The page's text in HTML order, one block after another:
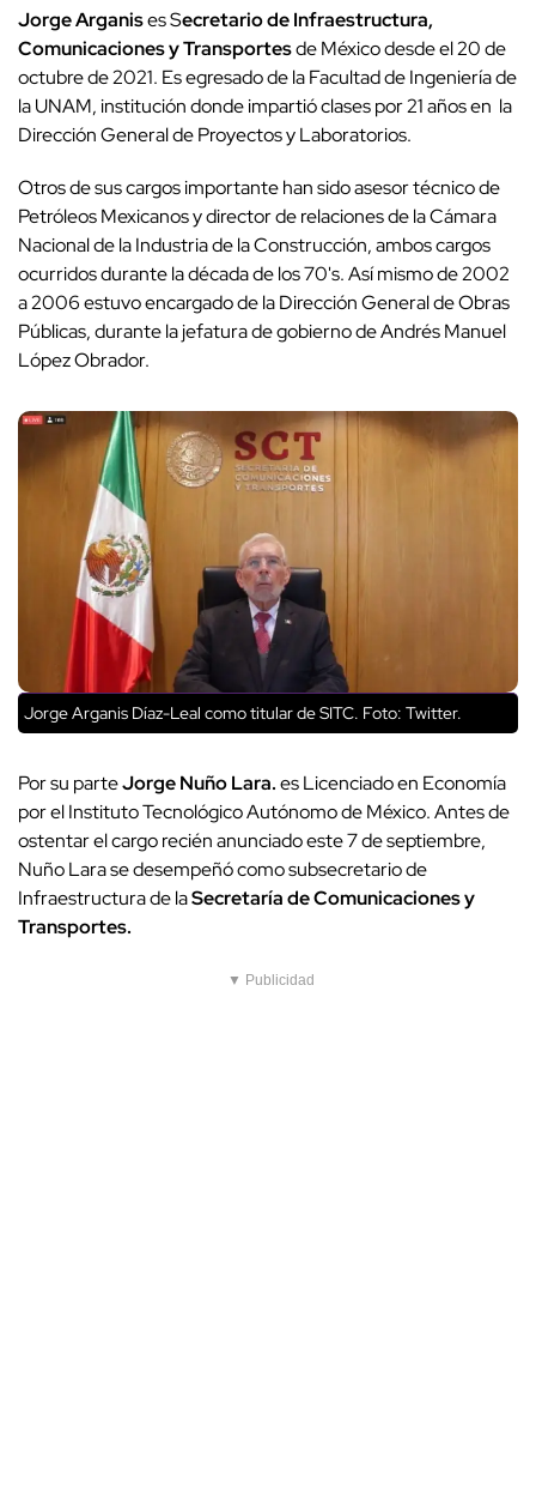
Jorge Arganises Secretario de Infraestructura,
Comunicaciones y Transportesde México desde el 20 de
octubre de 2021. Es egresado de la Facultad de Ingeniería de
la UNAM, institución donde impartió clases por 21 años en la
Dirección General de Proyectos y Laboratorios.
Otros de sus cargos importante han sido asesor técnico de
Petróleos Mexicanos y director de relaciones de la Cámara
Nacional de la Industria de la Construcción, ambos cargos
ocurridos durante la década de los 70's. Así mismo de 2002
a 2006 estuvo encargado de la Dirección General de Obras
Públicas, durante la jefatura de gobierno de Andrés Manuel
López Obrador.
Jorge Arganis Díaz-Leal como titular de SITC. Foto: Twitter.
Por su parteJorge Nuño Lara.es Licenciado en Economía
por el Instituto Tecnológico Autónomo de México. Antes de
ostentar el cargo recién anunciado este 7 de septiembre,
Nuño Lara se desempeñó como subsecretario de
Infraestructura de laSecretaría de Comunicaciones y
Transportes.
▼ Publicidad